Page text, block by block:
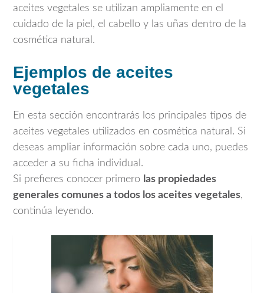
aceites vegetales se utilizan ampliamente en el
cuidado de la piel, el cabello y las uñas dentro de la
cosmética natural.
Ejemplos de aceites
vegetales
En esta sección encontrarás los principales tipos de
aceites vegetales utilizados en cosmética natural. Si
deseas ampliar información sobre cada uno, puedes
acceder a su ficha individual.
Si prefieres conocer primero las propiedades
generales comunes a todos los aceites vegetales,
continúa leyendo.